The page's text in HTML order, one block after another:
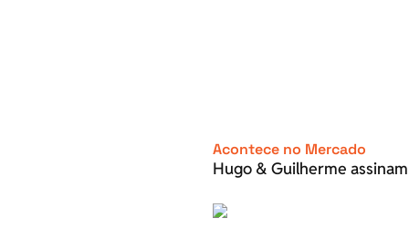
Acontece no Mercado
Hugo & Guilherme